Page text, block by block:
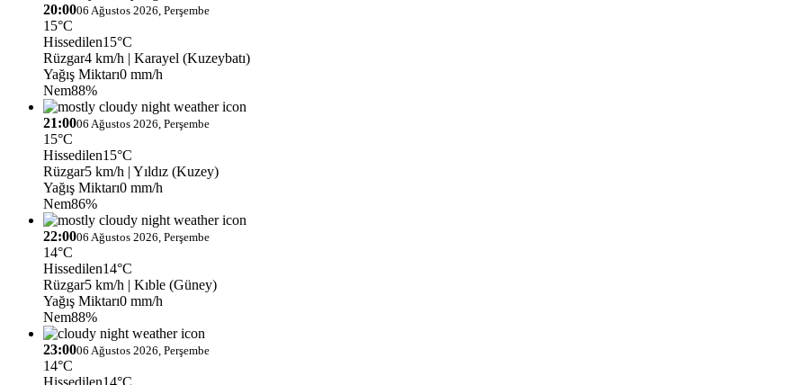
20:0006 Ağustos 2026, Perşembe
15°C
Hissedilen15°C
Rüzgar4 km/h | Karayel (Kuzeybatı)
Yağış Miktarı0 mm/h
Nem88%
21:0006 Ağustos 2026, Perşembe
15°C
Hissedilen15°C
Rüzgar5 km/h | Yıldız (Kuzey)
Yağış Miktarı0 mm/h
Nem86%
22:0006 Ağustos 2026, Perşembe
14°C
Hissedilen14°C
Rüzgar5 km/h | Kıble (Güney)
Yağış Miktarı0 mm/h
Nem88%
23:0006 Ağustos 2026, Perşembe
14°C
Hissedilen14°C